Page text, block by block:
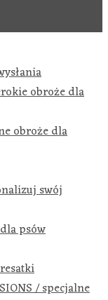
obroże dla
obroże dla
swój
psów
/ specjalne